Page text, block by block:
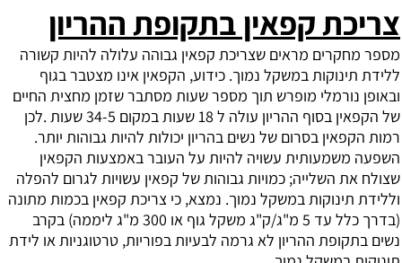
צריכת קפאין בתקופת ההריון
מספר מחקרים מראים שצריכת קפאין גבוהה עלולה להיות קשורה
ללידת תינוקות במשקל נמוך. כידוע, הקפאין אינו מצטבר בגוף
ובאופן נורמלי מופרש תוך מספר שעות מסתבר שזמן מחצית החיים
של הקפאין בסוף ההריון עולה ל 18 שעות במקום 34-5 שעות .לכן
רמות הקפאין בסרום של נשים בהריון יכולות להיות גבוהות יותר.
השפעה משמעותית עשויה להיות על העובר באמצעות הקפאין
שצולח את השלייה; כמויות גבוהות של קפאין עשויות לגרום להפלה
וללידת תינוקות במשקל נמוך. נמצא, כי צריכת קפאין בכמות מתונה
(בדרך כלל עד 5 מ"ג/ק"ג משקל גוף או 300 מ"ג ליממה) בקרב
נשים בתקופת ההריון לא גרמה לבעיות בפוריות, טרטוגניות או לידת